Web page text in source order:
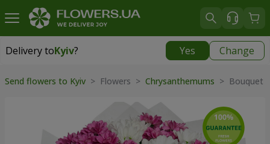
Delivery toKyiv? Yes Change
Delivery toKyiv
Send flowers to Kyiv > Flowers > Chrysanthemums > Bouquet